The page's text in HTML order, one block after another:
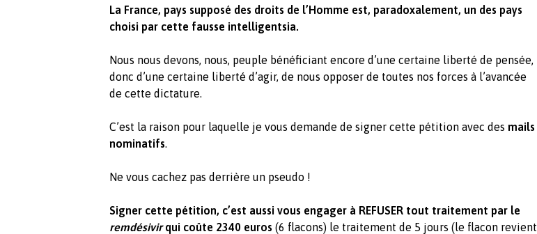
La France, pays supposé des droits de l’Homme est, paradoxalement, un des pays
choisi par cette fausse intelligentsia.
Nous nous devons, nous, peuple bénéficiant encore d’une certaine liberté de pensée,
donc d’une certaine liberté d’agir, de nous opposer de toutes nos forces à l’avancée
de cette dictature.
C’est la raison pour laquelle je vous demande de signer cette pétition avec des mails
nominatifs.
Ne vous cachez pas derrière un pseudo !
Signer cette pétition, c’est aussi vous engager à REFUSER tout traitement par le
remdésivirqui coûte 2340 euros (6 flacons) le traitement de 5 jours (le flacon revient